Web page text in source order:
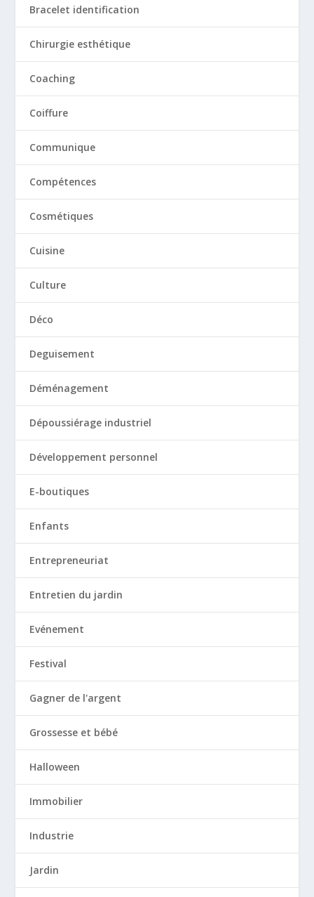
Bracelet identification
Chirurgie esthétique
Coaching
Coiffure
Communique
Compétences
Cosmétiques
Cuisine
Culture
Déco
Deguisement
Déménagement
Dépoussiérage industriel
Développement personnel
E-boutiques
Enfants
Entrepreneuriat
Entretien du jardin
Evénement
Festival
Gagner de l'argent
Grossesse et bébé
Halloween
Immobilier
Industrie
Jardin